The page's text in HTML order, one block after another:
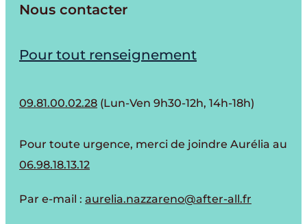
Nous contacter
Pour tout renseignement
09.81.00.02.28 (Lun-Ven 9h30-12h, 14h-18h)
Pour toute urgence, merci de joindre Aurélia au
06.98.18.13.12
Par e-mail : aurelia.nazzareno@after-all.fr